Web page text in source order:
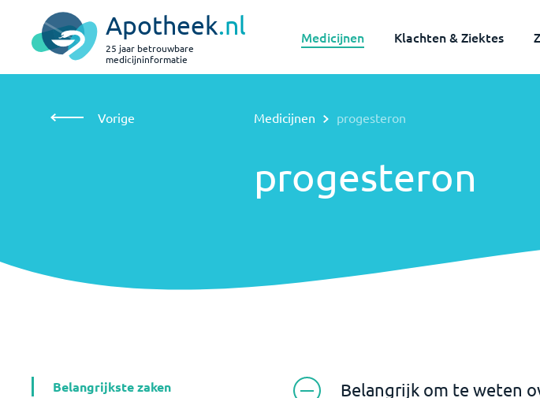
Apotheek.nl
25 jaar betrouwbare
medicijninformatie
Medicijnen Klachten & Ziektes
Vorige Medicijnen progesteron
progesteron
Belangrijkste zaken Belangrijk om te weten